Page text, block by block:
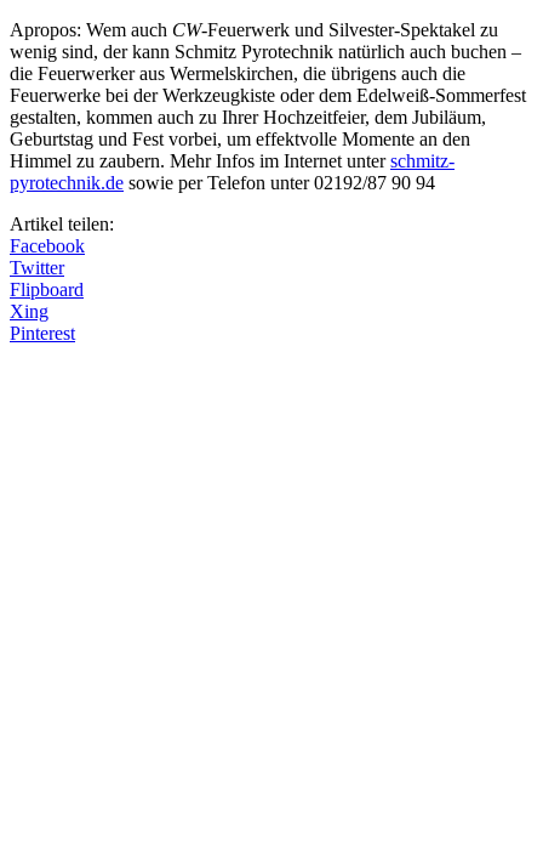
Apropos: Wem auch CW-Feuerwerk und Silvester-Spektakel zu
wenig sind, der kann Schmitz Pyrotechnik natürlich auch buchen –
die Feuerwerker aus Wermelskirchen, die übrigens auch die
Feuerwerke bei der Werkzeugkiste oder dem Edelweiß-Sommerfest
gestalten, kommen auch zu Ihrer Hochzeitfeier, dem Jubiläum,
Geburtstag und Fest vorbei, um effektvolle Momente an den
Himmel zu zaubern. Mehr Infos im Internet unterschmitz-
pyrotechnik.de sowie per Telefon unter 02192/87 90 94
Artikel teilen:
Facebook
Twitter
Flipboard
Xing
Pinterest